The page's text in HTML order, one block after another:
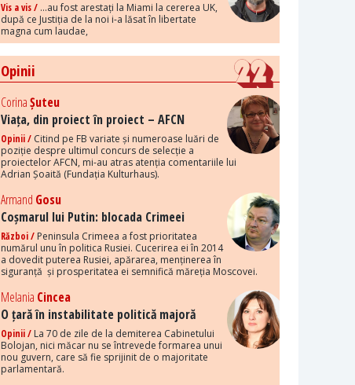
Vis a vis / ...au fost arestați la Miami la cererea UK,
după ce Justiția de la noi i-a lăsat în libertate
magna cum laudae,
Opinii
CorinaȘuteu
Viața, din proiect în proiect – AFCN
Opinii / Citind pe FB variate și numeroase luări de
poziție despre ultimul concurs de selecție a
proiectelor AFCN, mi-au atras atenția comentariile lui
Adrian Șoaită (Fundația Kulturhaus).
Armand Gosu
Coșmarul lui Putin: blocada Crimeei
Război / Peninsula Crimeea a fost prioritatea
numărul unu în politica Rusiei. Cucerirea ei în 2014
a dovedit puterea Rusiei, apărarea, menținerea în
siguranță și prosperitatea ei semnifică măreția Moscovei.
Melania Cincea
O țară în instabilitate politică majoră
Opinii / La 70 de zile de la demiterea Cabinetului
Bolojan, nici măcar nu se întrevede formarea unui
nou guvern, care să fie sprijinit de o majoritate
parlamentară.